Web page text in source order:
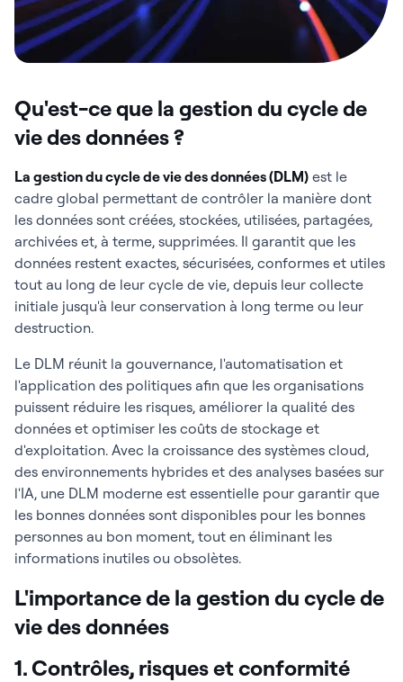
Qu'est-ce que la gestion du cycle de
vie des données ?
La gestion du cycle de vie des données (DLM) est le
cadre global permettant de contrôler la manière dont
les données sont créées, stockées, utilisées, partagées,
archivées et, à terme, supprimées. Il garantit que les
données restent exactes, sécurisées, conformes et utiles
tout au long de leur cycle de vie, depuis leur collecte
initiale jusqu'à leur conservation à long terme ou leur
destruction.
Le DLM réunit la gouvernance, l'automatisation et
l'application des politiques afin que les organisations
puissent réduire les risques, améliorer la qualité des
données et optimiser les coûts de stockage et
d'exploitation. Avec la croissance des systèmes cloud,
des environnements hybrides et des analyses basées sur
l'IA, une DLM moderne est essentielle pour garantir que
les bonnes données sont disponibles pour les bonnes
personnes au bon moment, tout en éliminant les
informations inutiles ou obsolètes.
L'importance de la gestion du cycle de
vie des données
1. Contrôles, risques et conformité